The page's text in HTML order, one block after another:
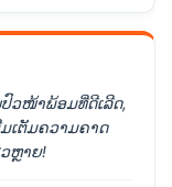
ວໜ້າພ້ອມທີ່ດີເລີດ,
ເຕັມຄວາມຄາດ
ຫຼາຍ!